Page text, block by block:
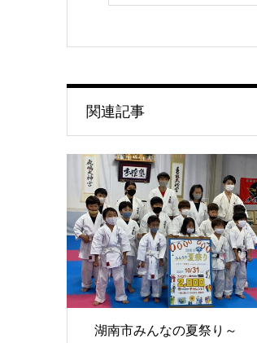
関連記事
湖南市みんなの夏祭り～